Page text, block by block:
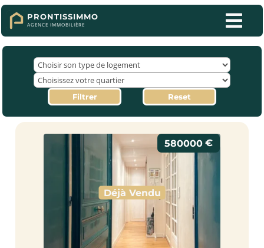
PRONTISSIMMO
AGENCE IMMOBILIÈRE 
Filtrer Reset
Déjà Vendu
580000 €